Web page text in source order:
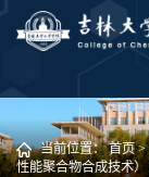
当前位置：首页>
性能聚合物合成技术）